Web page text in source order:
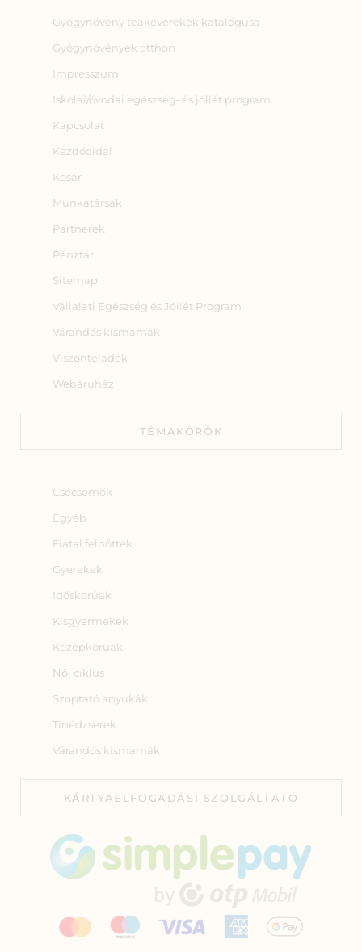
Gyógynövény teakeverékek katalógusa
Gyógynövények otthon
Impresszum
Iskolai/óvodai egészség‑ és jóllét program
Kapcsolat
Kezdőoldal
Kosár
Munkatársak
Partnerek
Pénztár
Sitemap
Vállalati Egészség és Jóllét Program
Várandós kismamák
Viszonteladók
Webáruház
TÉMAKÖRÖK
Csecsemők
Egyéb
Fiatal felnőttek
Gyerekek
Időskorúak
Kisgyermekek
Középkorúak
Női ciklus
Szoptató anyukák
Tinédzserek
Várandós kismamák
KÁRTYAELFOGADÁSI SZOLGÁLTATÓ